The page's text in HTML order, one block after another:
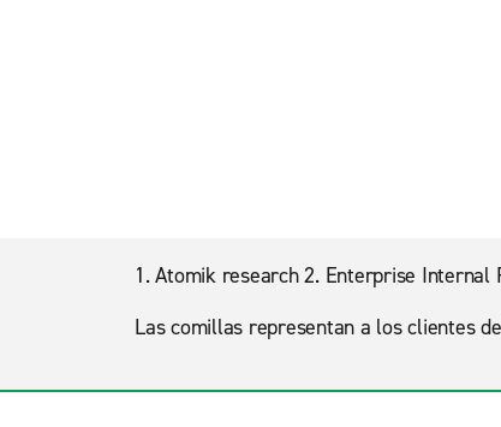
1. Atomik research 2. Enterprise Internal
Las comillas representan a los clientes